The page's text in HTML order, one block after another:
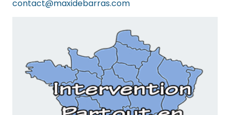
contact@maxidebarras.com